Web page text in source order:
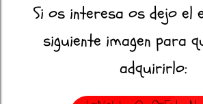
Si os interesa os dejo el
siguiente imagen para
adquirirlo: